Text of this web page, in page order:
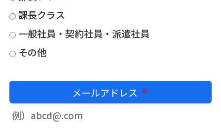
課長クラス
一般社員・契約社員・派遣社員
その他
メールアドレス